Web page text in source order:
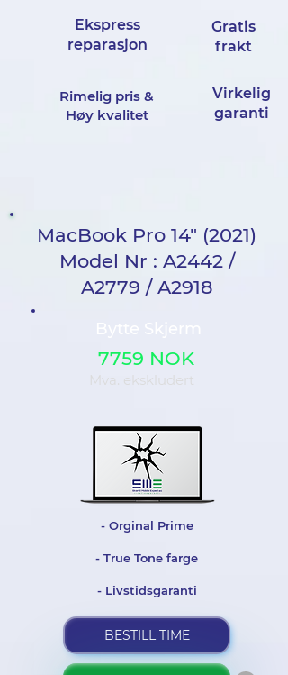
Ekspress
reparasjon
Gratis
frakt
Rimelig pris &
Høy kvalitet
Virkelig
garanti
MacBook Pro 14" (2021)
Model Nr : A2442 /
A2779 / A2918
7759 NOK
Mva. ekskludert
- Orginal Prime
- True Tone farge
- Livstidsgaranti
BESTILL TIME